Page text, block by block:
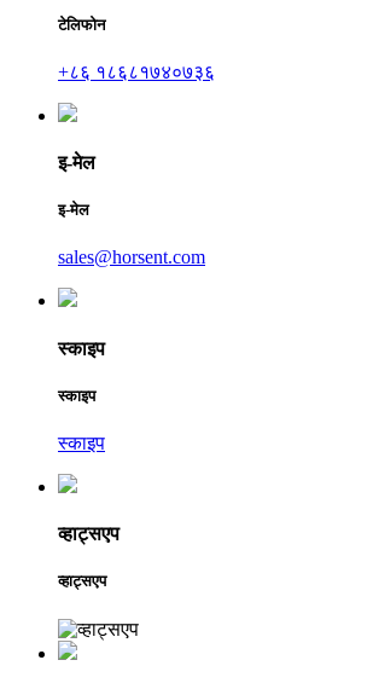
टेलिफोन
+८६ १८६८१७४०७३६
इ-मेल
इ-मेल
sales@horsent.com
स्काइप
स्काइप
स्काइप
व्हाट्सएप
व्हाट्सएप